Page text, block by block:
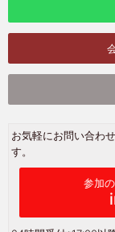
お気軽にお問い合わ
す。
参加